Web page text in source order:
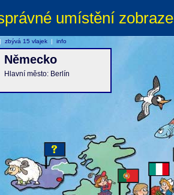
umístění
Německo
Hlavní město: Berlín
zbývá 15 vlajek | info